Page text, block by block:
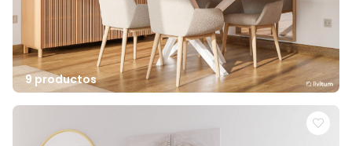
9 productos